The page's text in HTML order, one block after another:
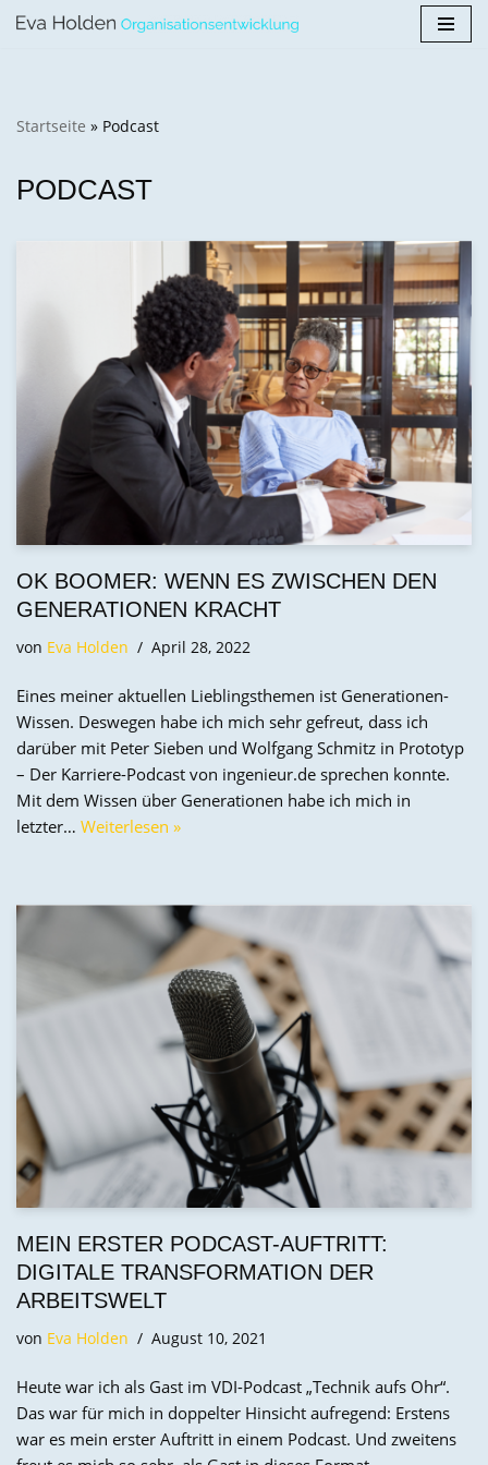
Startseite » Podcast
PODCAST
OK BOOMER: WENN ES ZWISCHEN DEN
GENERATIONEN KRACHT
von Eva Holden April 28, 2022
Eines meiner aktuellen Lieblingsthemen ist Generationen-
Wissen. Deswegen habe ich mich sehr gefreut, dass ich
darüber mit Peter Sieben und Wolfgang Schmitz in Prototyp
– Der Karriere-Podcast von ingenieur.de sprechen konnte.
Mit dem Wissen über Generationen habe ich mich in
letzter… Weiterlesen »
MEIN ERSTER PODCAST-AUFTRITT:
DIGITALE TRANSFORMATION DER
ARBEITSWELT
von Eva Holden August 10, 2021
Heute war ich als Gast im VDI-Podcast „Technik aufs Ohr“.
Das war für mich in doppelter Hinsicht aufregend: Erstens
war es mein erster Auftritt in einem Podcast. Und zweitens